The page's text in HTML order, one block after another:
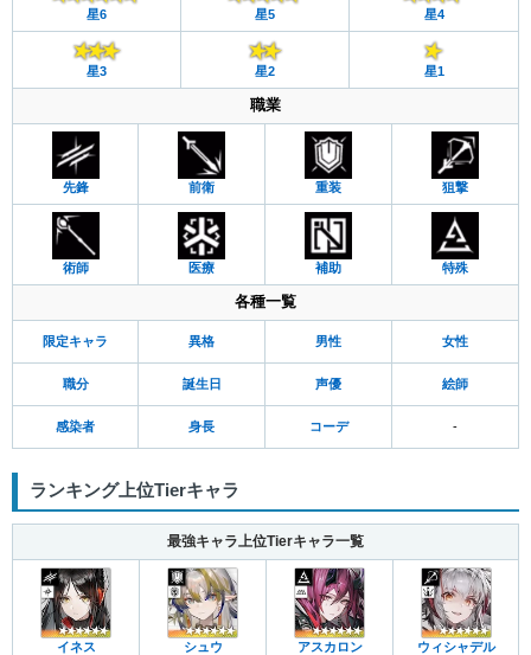
星6 星5 星4
星3 星2 星1
職業
先鋒 前衛 重装 狙撃
術師 医療 補助 特殊
各種一覧
限定キャラ 異格 男性 女性
職分 誕生日 声優 絵師
感染者 身長 コーデ -
ランキング上位Tierキャラ
最強キャラ上位Tierキャラ一覧
イネス シュウ アスカロン ウィシャデル